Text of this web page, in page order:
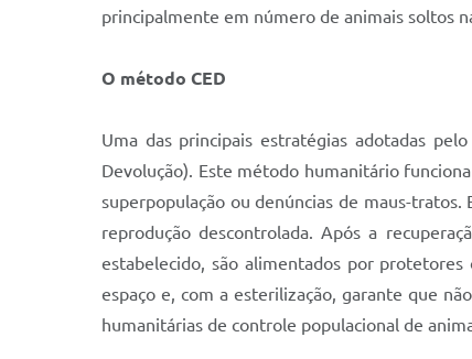
principalmente em número de animais soltos
O método CED
Uma das principais estratégias adotadas
Devolução). Este método humanitário
superpopulação ou denúncias de maus-
reprodução descontrolada. Após a
estabelecido, são alimentados por
espaço e, com a esterilização, garante que
humanitárias de controle populacional de